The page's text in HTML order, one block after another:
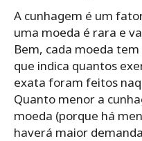
A cunhagem é um
uma moeda é rara e
Bem, cada moeda
que indica quantos
exata foram feitos
Quanto menor a
moeda (porque há
haverá maior